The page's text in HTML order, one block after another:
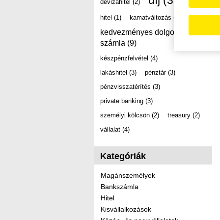
devizahitel (2)
hitel (1) kamatváltozás (2)
kedvezményes dolgozói
számla (9)
készpénzfelvétel (4)
lakáshitel (3) pénztár (3)
pénzvisszatérítés (3)
private banking (3)
személyi kölcsön (2) treasury (2)
vállalat (4)
Kategóriák
Magánszemélyek
Bankszámla
Hitel
Kisvállalkozások